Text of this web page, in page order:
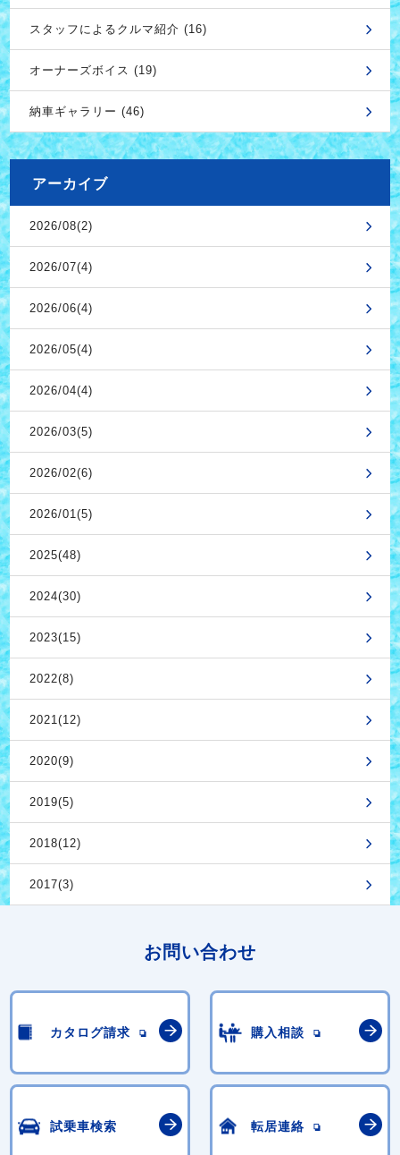
スタッフによるクルマ紹介 (16)
オーナーズボイス (19)
納車ギャラリー (46)
アーカイブ
2026/08(2)
2026/07(4)
2026/06(4)
2026/05(4)
2026/04(4)
2026/03(5)
2026/02(6)
2026/01(5)
2025(48)
2024(30)
2023(15)
2022(8)
2021(12)
2020(9)
2019(5)
2018(12)
2017(3)
お問い合わせ
カタログ請求 購入相談
試乗車検索 転居連絡